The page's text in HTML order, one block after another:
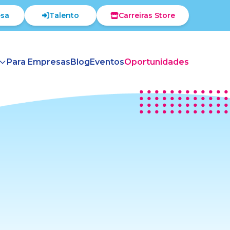
Talento Carreiras Store
Para EmpresasBlogEventosOportunidades